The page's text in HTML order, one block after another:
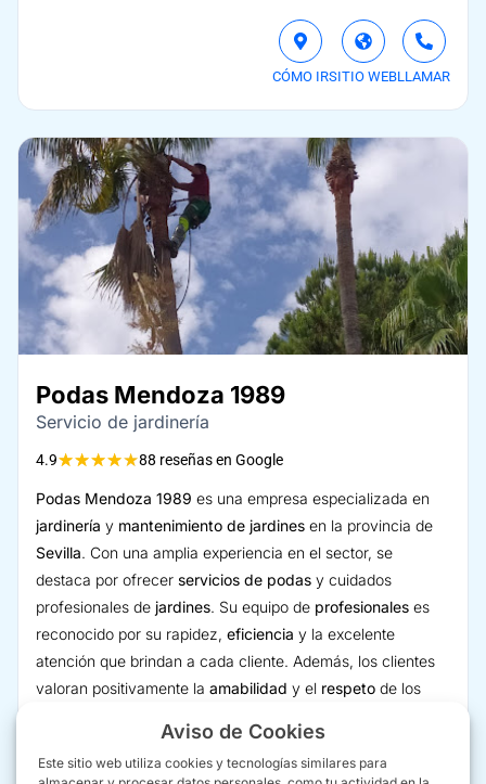
Aviso de Cookies
Este sitio web utiliza cookies y tecnologías similares para
CÓMO IRSITIO WEBLLAMAR
Podas Mendoza 1989
Servicio de jardinería
4.9★★★★★88 reseñas en Google
Podas Mendoza 1989 es una empresa especializada en
jardinería y mantenimiento de jardines en la provincia de
Sevilla. Con una amplia experiencia en el sector, se
destaca por ofrecer servicios de podas y cuidados
profesionales de jardines. Su equipo de profesionales es
reconocido por su rapidez, eficiencia y la excelente
atención que brindan a cada cliente. Además, los clientes
valoran positivamente la amabilidad y el respeto de los
jardines o realizarpodasde
empresa es una opción ideal para tus necesidades.